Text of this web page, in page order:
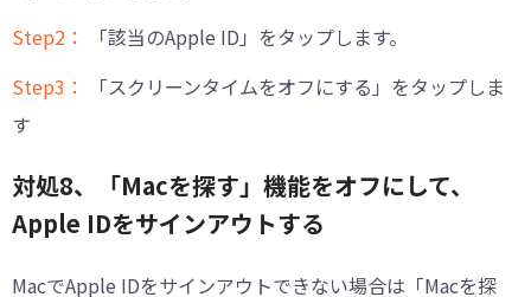
Step2：
「該当のApple ID」をタップします。
Step3：
「スクリーンタイムをオフにする」をタップしま
す
対処8、「Macを探す」機能をオフにして、
Apple IDをサインアウトする
MacでApple IDをサインアウトできない場合は「Macを探